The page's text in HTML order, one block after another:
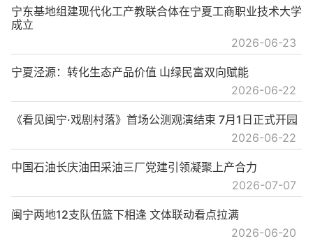
2026-06-23
宁东基地组建现代化工产教联合体在宁夏工商职业技术大学
成立
2026-06-22
宁夏泾源：转化生态产品价值 山绿民富双向赋能
2026-06-22
《看见闽宁·戏剧村落》首场公测观演结束 7月1日正式开园
2026-07-07
中国石油长庆油田采油三厂党建引领凝聚上产合力
2026-06-20
闽宁两地12支队伍篮下相逢 文体联动看点拉满